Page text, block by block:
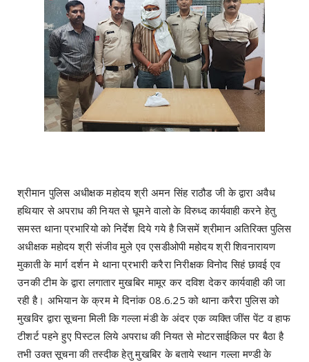
श्रीमान पुलिस अधीक्षक महोदय श्री अमन सिंह राठौड जी के द्वारा अवैध
हथियार से अपराध की नियत से घूमने वालो के विरुध्द कार्यवाही करने हेतु
समस्त थाना प्रभारियो को निर्देश दिये गये है जिसमें श्रीमान अतिरिक्त पुलिस
अधीक्षक महोदय श्री संजीव मुले एव एसडीओपी महोदय श्री शिवनारायण
मुकाती के मार्ग दर्शन मे थाना प्रभारी करैरा निरीक्षक विनोद सिहं छावई एव
उनकी टीम के द्वारा लगातार मुखबिर मामूर कर दविश देकर कार्यवाही की जा
रही है। अभियान के क्रम मे दिनांक 08.6.25 को थाना करैरा पुलिस को
मुखविर द्वारा सूचना मिली कि गल्ला मंडी के अंदर एक व्यक्ति जींस पेंट व हाफ
टीशर्ट पहने हुए पिस्टल लिये अपराध की नियत से मोटरसाईकिल पर बैठा है
तभी उक्त सूचना की तस्दीक हेतु मुखबिर के बताये स्थान गल्ला मण्डी के